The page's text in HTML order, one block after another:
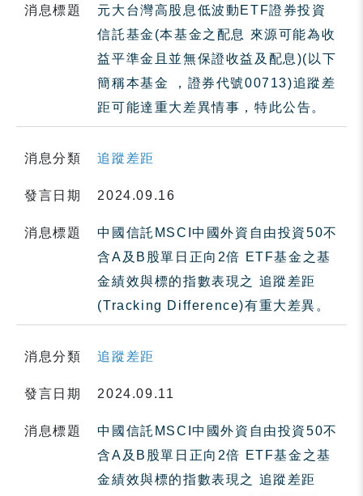
消息標題
元大台灣高股息低波動ETF證券投資
信託基金(本基金之配息 來源可能為收
益平準金且並無保證收益及配息)(以下
簡稱本基金 ，證券代號00713)追蹤差
距可能達重大差異情事，特此公告。
消息分類 追蹤差距
發言日期 2024.09.16
消息標題
中國信託MSCI中國外資自由投資50不
含A及B股單日正向2倍 ETF基金之基
金績效與標的指數表現之 追蹤差距
(Tracking Difference)有重大差異。
消息分類 追蹤差距
發言日期 2024.09.11
消息標題
中國信託MSCI中國外資自由投資50不
含A及B股單日正向2倍 ETF基金之基
金績效與標的指數表現之 追蹤差距